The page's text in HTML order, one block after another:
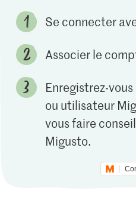
Se connecter
Associer le
Enregistrez-
ou utilisateur
vous faire
Migusto.